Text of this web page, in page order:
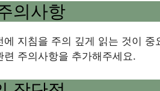
의사항
지침을 주의 깊게 읽는 것이 중
주의사항을 추가해주세요.